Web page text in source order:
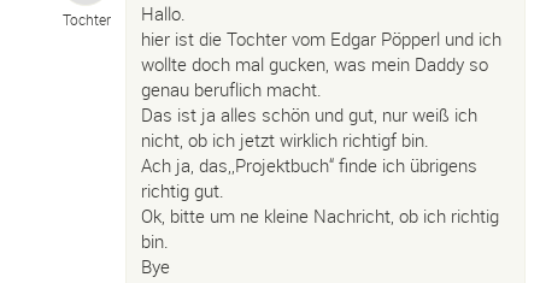
Tochter
Hallo.
hier ist die Tochter vom Edgar Pöpperl und ich
wollte doch mal gucken, was mein Daddy so
genau beruflich macht.
Das ist ja alles schön und gut, nur weiß ich
nicht, ob ich jetzt wirklich richtigf bin.
Ach ja, das,,Projektbuch“ finde ich übrigens
richtig gut.
Ok, bitte um ne kleine Nachricht, ob ich richtig
bin.
Bye